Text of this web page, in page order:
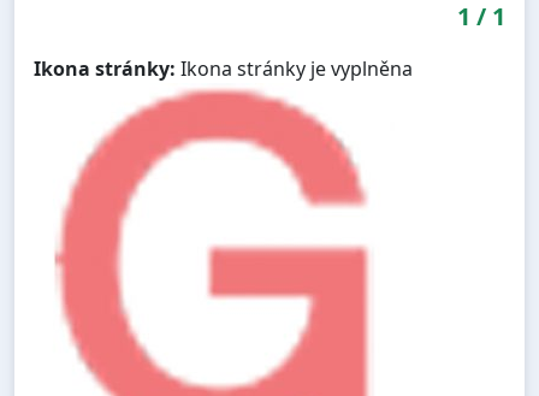
1 / 1
Ikona stránky: Ikona stránky je vyplněna